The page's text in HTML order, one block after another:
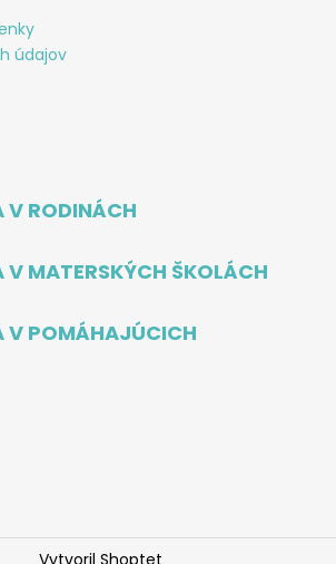
údajov
RODINÁCH
MATERSKÝCH ŠKOLÁCH
POMÁHAJÚCICH